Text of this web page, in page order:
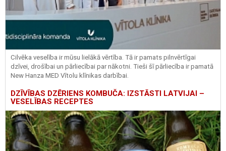
Cilvēka veselība ir mūsu lielākā vērtība. Tā ir pamats pilnvērtīgai
dzīvei, drošībai un pārliecībai par nākotni. Tieši šī pārliecība ir pamatā
New Hanza MED Vītolu klīnikas darbībai.
DZĪVĪBAS DZĒRIENS KOMBUČA: IZSTĀSTI LATVIJAI –
VESELĪBAS RECEPTES